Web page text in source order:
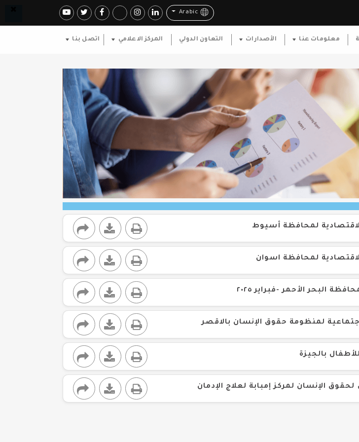
Arabic
معلومات عنا الأصدارات التعاون الدولي المركز الاعلامي اتصل بنا
لمحافظة أسيوط
لمحافظة اسوان
البحر الأحمر -فبراير ٢٠٢٥
لمنظومة حقوق الإنسان بالاقصر
بالجيزة
الإنسان لمركز إمبابة لعلاج الإدمان